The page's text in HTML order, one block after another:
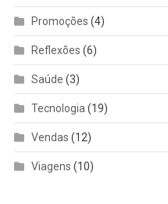
Promoções (4)
Reflexões (6)
Saúde (3)
Tecnologia (19)
Vendas (12)
Viagens (10)